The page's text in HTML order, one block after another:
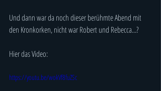
Und dann war da noch dieser berühmte Abend mit
den Kronkorken, nicht war Robert und Rebecca...?
Hier das Video:
https://youtu.be/wokVf8fuZSc